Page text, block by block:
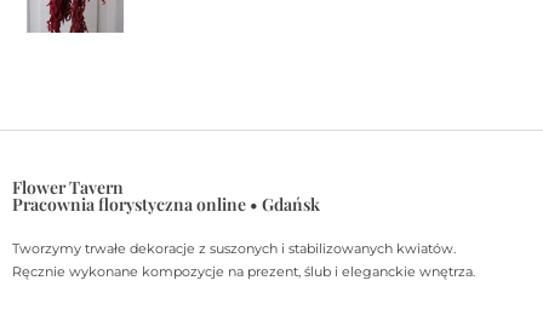
Flower Tavern
Pracownia florystyczna online • Gdańsk
Tworzymy trwałe dekoracje z suszonych i stabilizowanych kwiatów.
Ręcznie wykonane kompozycje na prezent, ślub i eleganckie wnętrza.